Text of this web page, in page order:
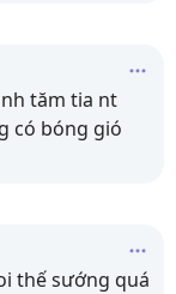
tăm tia nt
có bóng gió
thế sướng quá